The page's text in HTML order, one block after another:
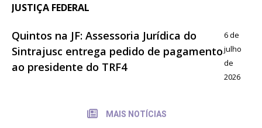
JUSTIÇA FEDERAL
Quintos na JF: Assessoria Jurídica do
Sintrajusc entrega pedido de pagamento
ao presidente do TRF4
6 de
julho
de
2026
MAIS NOTÍCIAS